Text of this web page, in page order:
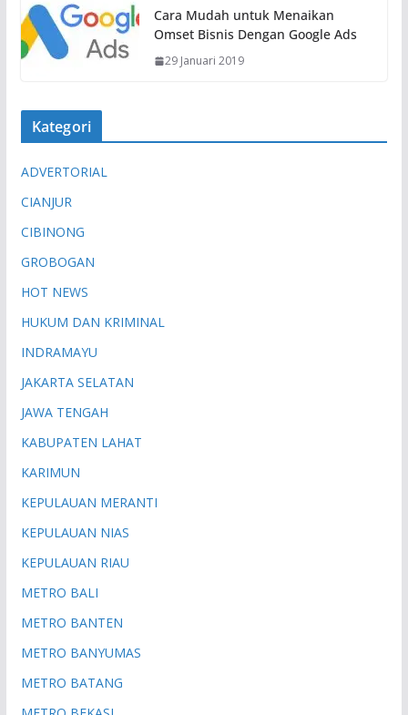
Cara Mudah untuk Menaikan
Omset Bisnis Dengan Google Ads
29 Januari 2019
Kategori
ADVERTORIAL
CIANJUR
CIBINONG
GROBOGAN
HOT NEWS
HUKUM DAN KRIMINAL
INDRAMAYU
JAKARTA SELATAN
JAWA TENGAH
KABUPATEN LAHAT
KARIMUN
KEPULAUAN MERANTI
KEPULAUAN NIAS
KEPULAUAN RIAU
METRO BALI
METRO BANTEN
METRO BANYUMAS
METRO BATANG